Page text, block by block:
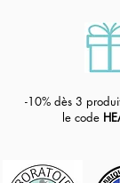
-10% dès 3
le code